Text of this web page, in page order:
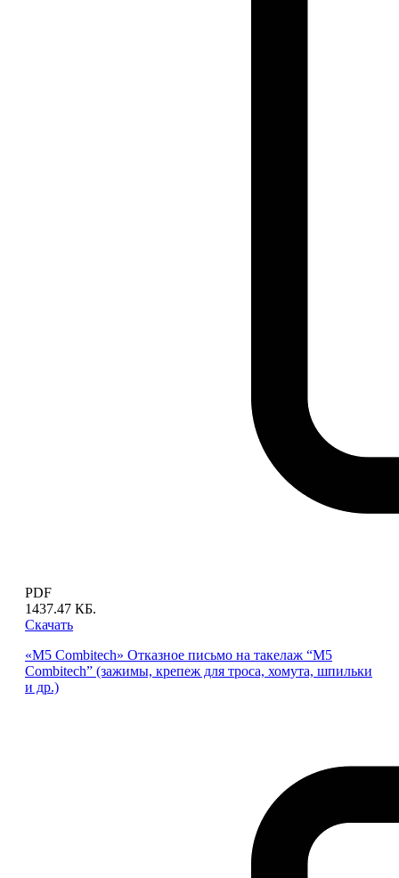
PDF
1437.47 КБ.
Скачать
«M5 Combitech» Отказное письмо на такелаж “M5
Combitech” (зажимы, крепеж для троса, хомута, шпильки
и др.)